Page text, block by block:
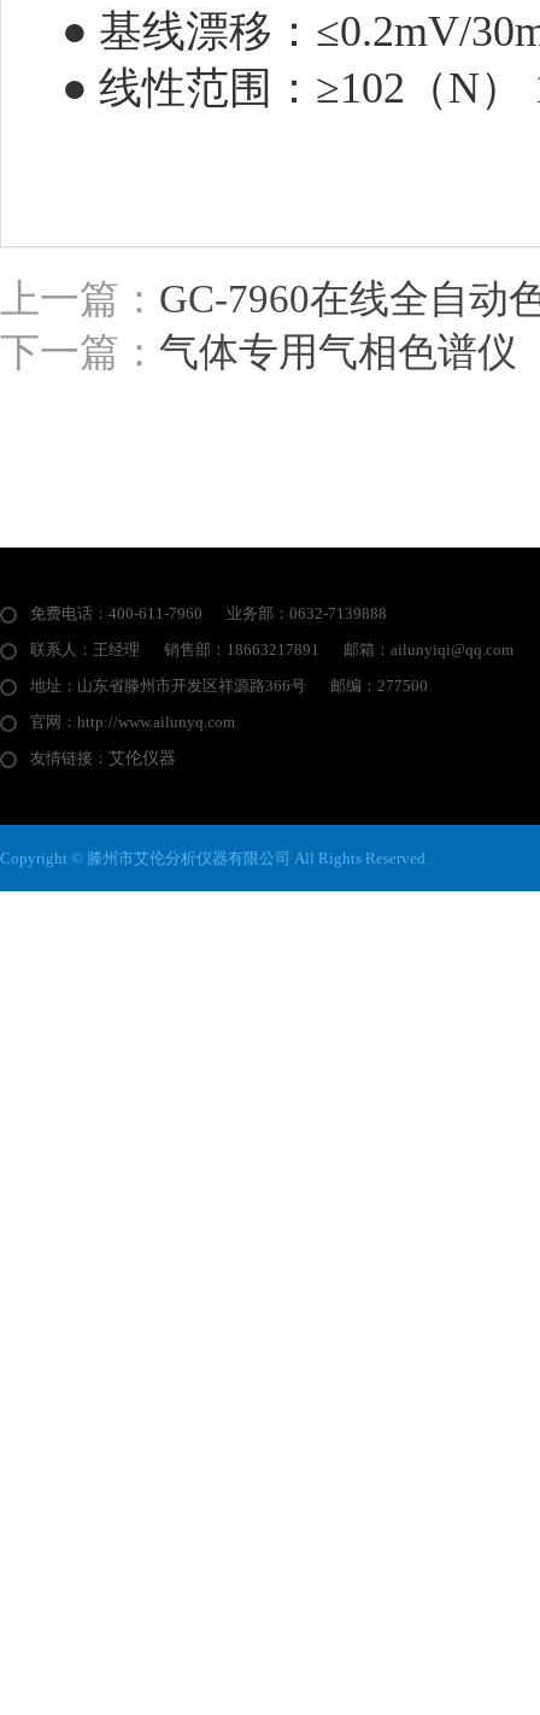
● 基线漂移：≤0.2mV/
● 线性范围：≥102（N）
上一篇： GC-7960在线全自动
下一篇： 气体专用气相色谱仪
免费电话：400-611-7960
业务部：0632-7139888
联系人：王经理
销售部：18663217891
邮箱：ailunyiqi@qq.com
地址：山东省滕州市开发区祥源路366号
邮编：277500
官网：http://www.ailunyq.com
友情链接： 艾伦仪器
Copyright © 滕州市艾伦分析仪器有限公司 All Rights Reserved.